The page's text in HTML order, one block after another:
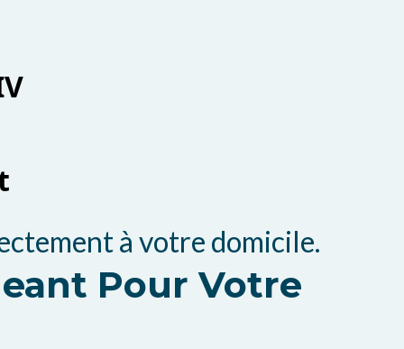
à votre domicile.
Pour Votre